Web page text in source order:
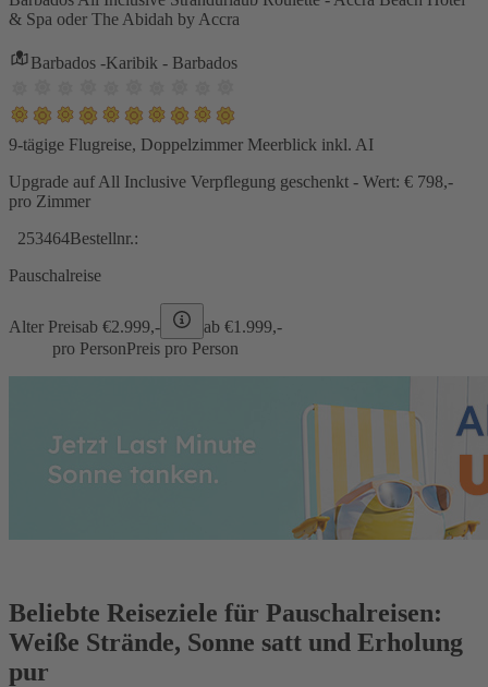
& Spa oder The Abidah by Accra
Barbados -Karibik - Barbados
9-tägige Flugreise, Doppelzimmer Meerblick inkl. AI
Upgrade auf All Inclusive Verpflegung geschenkt - Wert: € 798,-
pro Zimmer
253464Bestellnr.:
Pauschalreise
Alter Preisab €2.999,- ab €1.999,-
pro PersonPreis pro Person
Beliebte Reiseziele für Pauschalreisen:
Weiße Strände, Sonne satt und Erholung
pur